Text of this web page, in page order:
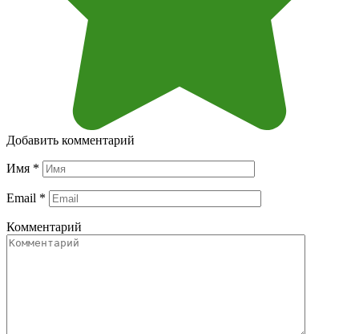
Добавить комментарий
Имя *
Email *
Комментарий